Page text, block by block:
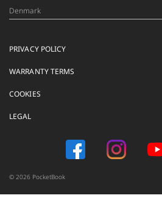
PRIVACY POLICY
WARRANTY TERMS
COOKIES
LEGAL
Denmark
© 2026 PocketBook